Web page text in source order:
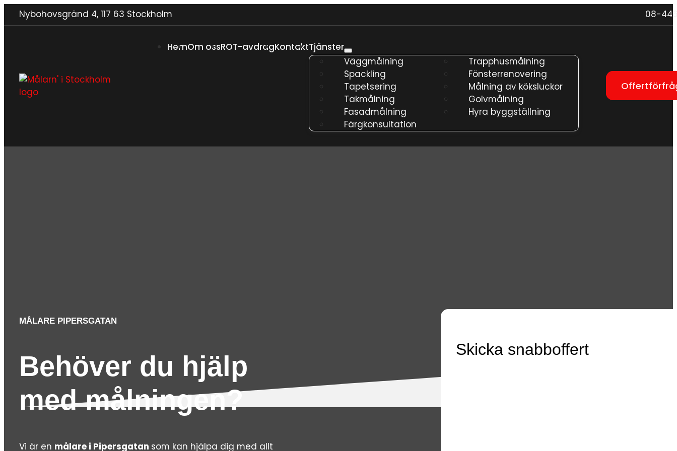
Nybohovsgränd 4, 117 63 Stockholm 08-
HemOm ossROT-avdragKontaktTjänster
Väggmålning
Spackling
Tapetsering
Takmålning
Fasadmålning
Färgkonsultation
Trapphusmålning
Fönsterrenovering
Målning av köksluckor
Golvmålning
Hyra byggställning
MÅLARE PIPERSGATAN
Behöver du hjälp
med målningen?
Vi är en målare i Pipersgatan som kan hjälpa dig med allt
Skicka snabboffert